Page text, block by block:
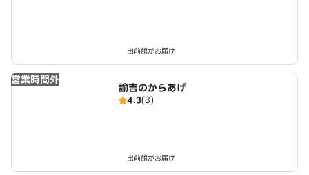
出前館がお届け
営業時間外
諭吉のからあげ
4.3(3)
出前館がお届け